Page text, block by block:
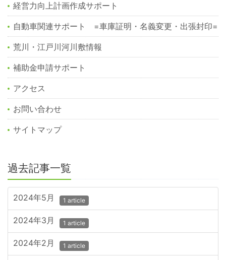
経営力向上計画作成サポート
自動車関連サポート =車庫証明・名義変更・出張封印=
荒川・江戸川河川敷情報
補助金申請サポート
アクセス
お問い合わせ
サイトマップ
過去記事一覧
2024年5月 1 article
2024年3月 1 article
2024年2月 1 article